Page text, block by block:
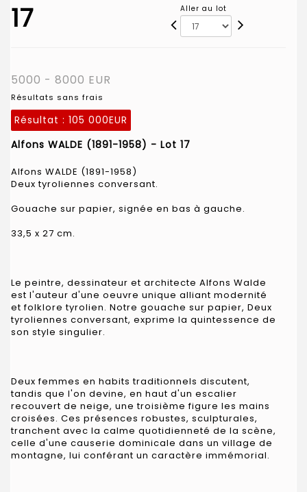
17 Aller au lot
5000 - 8000 EUR
Résultats sans frais
Résultat : 105 000EUR
Alfons WALDE (1891-1958) - Lot 17
Alfons WALDE (1891-1958)
Deux tyroliennes conversant.
Gouache sur papier, signée en bas à gauche.
33,5 x 27 cm.
Le peintre, dessinateur et architecte Alfons Walde
est l'auteur d'une oeuvre unique alliant modernité
et folklore tyrolien. Notre gouache sur papier, Deux
tyroliennes conversant, exprime la quintessence de
son style singulier.
Deux femmes en habits traditionnels discutent,
tandis que l'on devine, en haut d'un escalier
recouvert de neige, une troisième figure les mains
croisées. Ces présences robustes, sculpturales,
tranchent avec la calme quotidienneté de la scène,
celle d'une causerie dominicale dans un village de
montagne, lui conférant un caractère immémorial.